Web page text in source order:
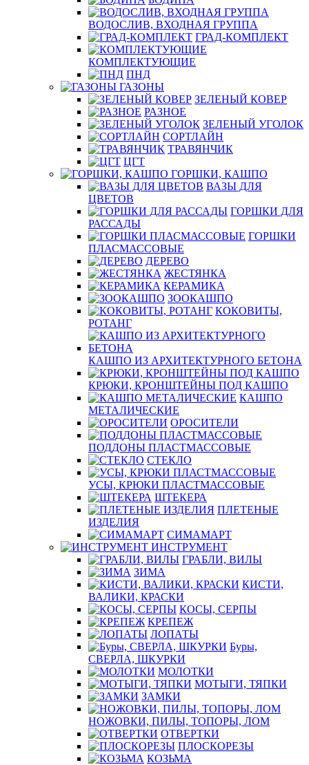
ВОДОСЛИВ, ВХОДНАЯ ГРУППА
ГРАД-КОМПЛЕКТ
КОМПЛЕКТУЮЩИЕ
ПНД
ГАЗОНЫ
ЗЕЛЕНЫЙ КОВЕР
РАЗНОЕ
ЗЕЛЕНЫЙ УГОЛОК
СОРТЛАЙН
ТРАВЯНЧИК
ЦГТ
ГОРШКИ, КАШПО
ВАЗЫ ДЛЯ
ЦВЕТОВ
ГОРШКИ ДЛЯ
РАССАДЫ
ГОРШКИ
ПЛАСМАССОВЫЕ
ДЕРЕВО
ЖЕСТЯНКА
КЕРАМИКА
ЗООКАШПО
КОКОВИТЫ,
РОТАНГ
КАШПО ИЗ АРХИТЕКТУРНОГО БЕТОНА
КРЮКИ, КРОНШТЕЙНЫ ПОД КАШПО
КАШПО
МЕТАЛИЧЕСКИЕ
ОРОСИТЕЛИ
ПОДДОНЫ ПЛАСТМАССОВЫЕ
СТЕКЛО
УСЫ, КРЮКИ ПЛАСТМАССОВЫЕ
ШТЕКЕРА
ПЛЕТЕНЫЕ
ИЗДЕЛИЯ
СИМАМАРТ
ИНСТРУМЕНТ
ГРАБЛИ, ВИЛЫ
ЗИМА
КИСТИ,
ВАЛИКИ, КРАСКИ
КОСЫ, СЕРПЫ
КРЕПЕЖ
ЛОПАТЫ
Буры,
СВЕРЛА, ШКУРКИ
МОЛОТКИ
МОТЫГИ, ТЯПКИ
ЗАМКИ
НОЖОВКИ, ПИЛЫ, ТОПОРЫ, ЛОМ
ОТВЕРТКИ
ПЛОСКОРЕЗЫ
КОЗЬМА